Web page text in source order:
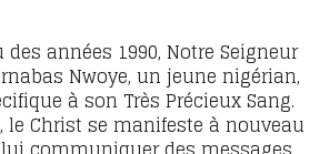
années 1990, Notre Seigneur
Nwoye, un jeune nigérian,
à son Très Précieux Sang.
le Christ se manifeste à nouveau